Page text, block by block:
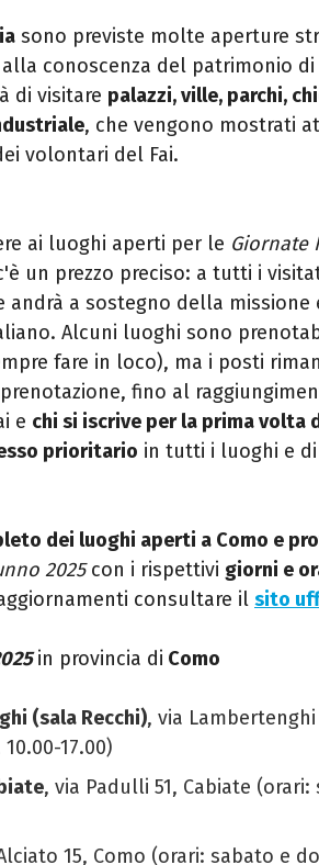
sono previste molte aperture
conoscenza del patrimonio
di visitare palazzi, ville, parchi,
, che vengono mostrati
volontari del Fai.
ai luoghi aperti per le Giornate
un prezzo preciso: a tutti i
andrà a sostegno della missione
Alcuni luoghi sono
fare in loco), ma i posti
fino al
e chi si iscrive per la prima volta
prioritario in tutti i luoghi e
dei luoghi aperti a Como e
2025con i rispettivi giorni e
consultare il sito
in provincia di Como
(sala Recchi), via
17.00)
, via Padulli 51, Cabiate
15, Como (orari: sabato e